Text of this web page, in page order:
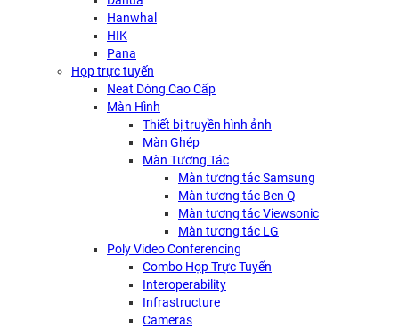
Hanwhal
HIK
Pana
Họp trực tuyến
Neat Dòng Cao Cấp
Màn Hình
Thiết bị truyền hình ảnh
Màn Ghép
Màn Tương Tác
Màn tương tác Samsung
Màn tương tác Ben Q
Màn tương tác Viewsonic
Màn tương tác LG
Poly Video Conferencing
Combo Họp Trực Tuyến
Interoperability
Infrastructure
Cameras